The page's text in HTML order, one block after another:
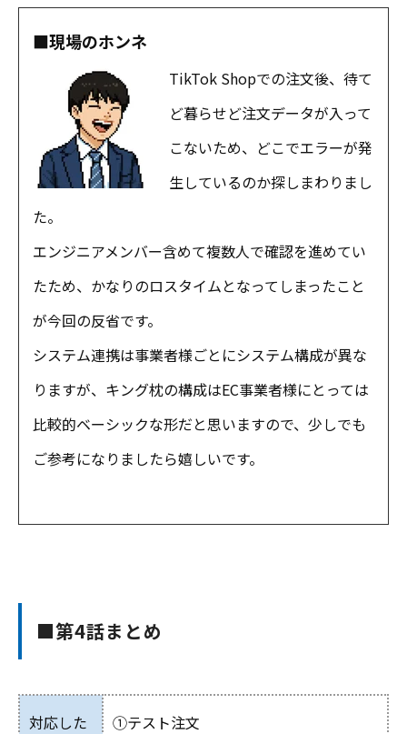
■現場のホンネ
TikTok Shopでの注文後、待て
ど暮らせど注文データが入って
こないため、どこでエラーが発
生しているのか探しまわりまし
た。
エンジニアメンバー含めて複数人で確認を進めてい
たため、かなりのロスタイムとなってしまったこと
が今回の反省です。
システム連携は事業者様ごとにシステム構成が異な
りますが、キング枕の構成はEC事業者様にとっては
比較的ベーシックな形だと思いますので、少しでも
ご参考になりましたら嬉しいです。
■第4話まとめ
対応した
①テスト注文